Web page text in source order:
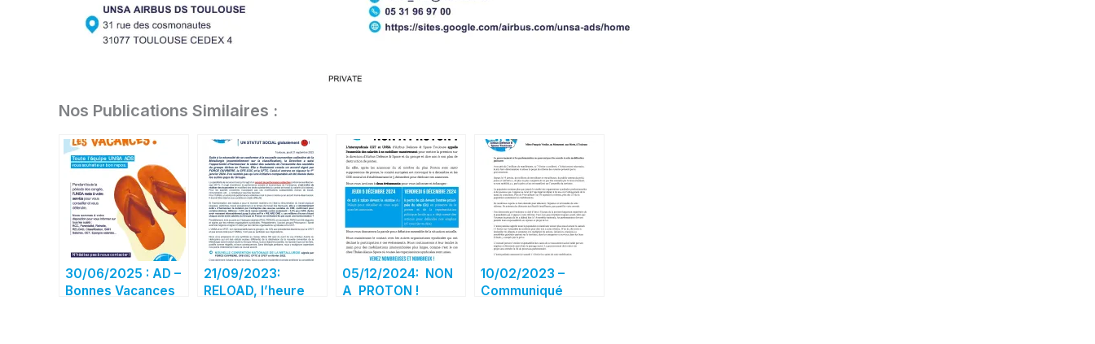
Nos Publications Similaires :
30/06/2025 : AD –
Bonnes Vacances
21/09/2023:
RELOAD, l’heure
05/12/2024: NON
A PROTON !
10/02/2023 –
Communiqué